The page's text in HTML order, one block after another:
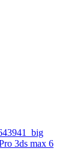
3ds max 6